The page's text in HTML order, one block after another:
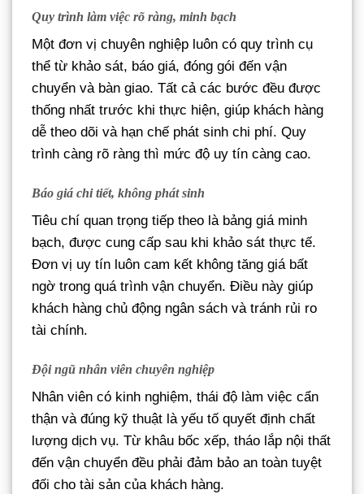
Quy trình làm việc rõ ràng, minh bạch
Một đơn vị chuyên nghiệp luôn có quy trình cụ
thể từ khảo sát, báo giá, đóng gói đến vận
chuyển và bàn giao. Tất cả các bước đều được
thống nhất trước khi thực hiện, giúp khách hàng
dễ theo dõi và hạn chế phát sinh chi phí. Quy
trình càng rõ ràng thì mức độ uy tín càng cao.
Báo giá chi tiết, không phát sinh
Tiêu chí quan trọng tiếp theo là bảng giá minh
bạch, được cung cấp sau khi khảo sát thực tế.
Đơn vị uy tín luôn cam kết không tăng giá bất
ngờ trong quá trình vận chuyển. Điều này giúp
khách hàng chủ động ngân sách và tránh rủi ro
tài chính.
Đội ngũ nhân viên chuyên nghiệp
Nhân viên có kinh nghiệm, thái độ làm việc cẩn
thận và đúng kỹ thuật là yếu tố quyết định chất
lượng dịch vụ. Từ khâu bốc xếp, tháo lắp nội thất
đến vận chuyển đều phải đảm bảo an toàn tuyệt
đối cho tài sản của khách hàng.